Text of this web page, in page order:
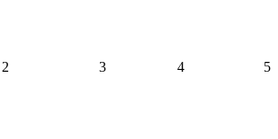
2 3 4 5